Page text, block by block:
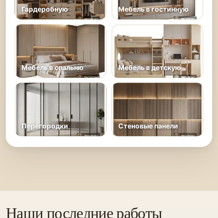
Гардеробную Мебель в гостинную
Мебель в спальню Мебель в детскую
Перегородки Стеновые панели
Наши последние работы